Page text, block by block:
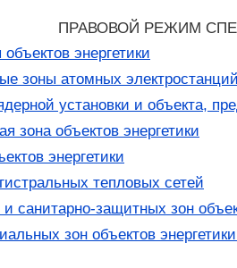
ПРАВОВОЙ РЕЖИМ
энергетики
зоны атомных электростанций
установки и объекта,
зона объектов энергетики
энергетики
тепловых сетей
санитарно-защитных зон
зон объектов